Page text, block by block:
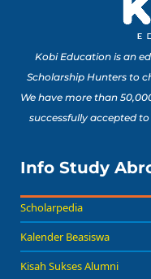
Kobi Education is an
Scholarship Hunters to
We have more than
successfully accepted
Info Study
Scholarpedia
Kalender Beasiswa
Kisah Sukses Alumni